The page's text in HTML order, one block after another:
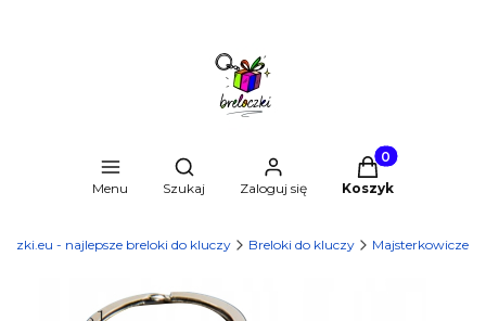
Menu
Otwórz wyszukiwarkę
Szukaj Zaloguj się
Produkty w
Koszyk
- najlepsze breloki do kluczy Breloki do kluczy Majsterkowicze